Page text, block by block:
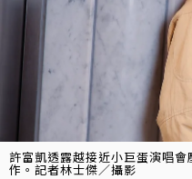
許富凱透露越接近小巨蛋演唱
作。記者林士傑／攝影